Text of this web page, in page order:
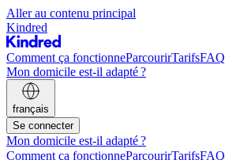
Aller au contenu principal
Kindred
Comment ça fonctionneParcourirTarifsFAQ
Mon domicile est-il adapté ?
français
Se connecter
Mon domicile est-il adapté ?
Comment ça fonctionneParcourirTarifsFAQ